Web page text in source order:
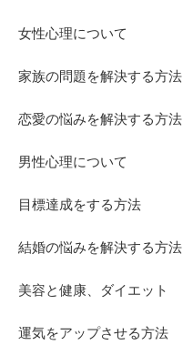
女性心理について
家族の問題を解決する方法
恋愛の悩みを解決する方法
男性心理について
目標達成をする方法
結婚の悩みを解決する方法
美容と健康、ダイエット
運気をアップさせる方法